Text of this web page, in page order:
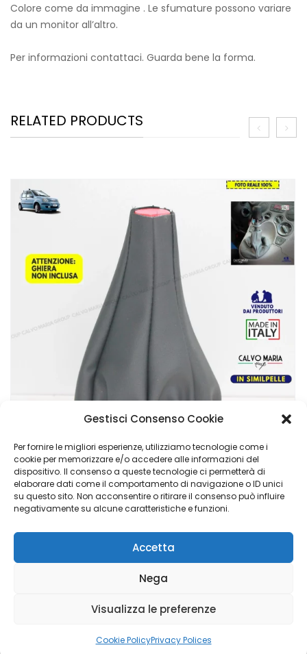
Gestisci Consenso Cookie
Per fornire le migliori esperienze, utilizziamo tecnologie come i
cookie per memorizzare e/o accedere alle informazioni del
dispositivo. Il consenso a queste tecnologie ci permetterà di
elaborare dati come il comportamento di navigazione o ID unici
su questo sito. Non acconsentire o ritirare il consenso può influire
negativamente su alcune caratteristiche e funzioni.
Accetta
Nega
Visualizza le preferenze
Cookie PolicyPrivacy Polices
Colore come da immagine . Le sfumature possono variare
da un monitor all’altro.
Per informazioni contattaci. Guarda bene la forma.
RELATED PRODUCTS
17,90€
Calvo Maria Group di Napoli Elisabetta - P.I. 02048840769 |
Copyright © 2023 Luigi Adinolfi ADV &
& Cyber Security Consultant- All Rights Reserved
Hai Bisogno di Aiuto?